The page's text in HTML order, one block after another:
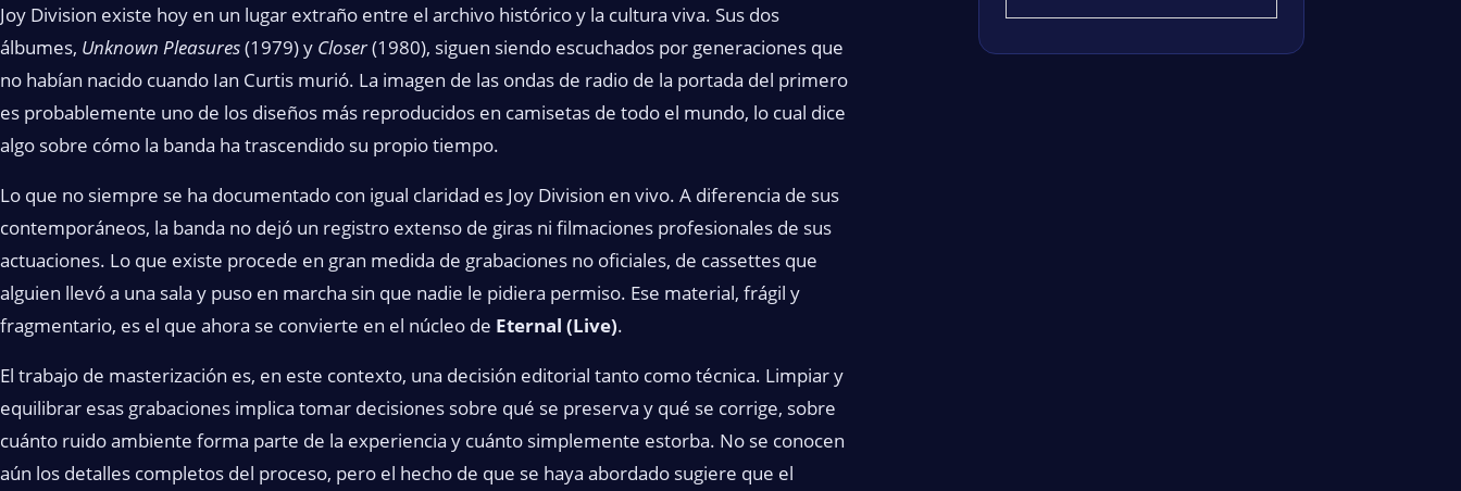
Joy Division existe hoy en un lugar extraño entre el archivo histórico y la cultura viva. Sus dos
álbumes, Unknown Pleasures(1979) y Closer(1980), siguen siendo escuchados por generaciones que
no habían nacido cuando Ian Curtis murió. La imagen de las ondas de radio de la portada del primero
es probablemente uno de los diseños más reproducidos en camisetas de todo el mundo, lo cual dice
algo sobre cómo la banda ha trascendido su propio tiempo.
Lo que no siempre se ha documentado con igual claridad es Joy Division en vivo. A diferencia de sus
contemporáneos, la banda no dejó un registro extenso de giras ni filmaciones profesionales de sus
actuaciones. Lo que existe procede en gran medida de grabaciones no oficiales, de cassettes que
alguien llevó a una sala y puso en marcha sin que nadie le pidiera permiso. Ese material, frágil y
fragmentario, es el que ahora se convierte en el núcleo de Eternal (Live).
El trabajo de masterización es, en este contexto, una decisión editorial tanto como técnica. Limpiar y
equilibrar esas grabaciones implica tomar decisiones sobre qué se preserva y qué se corrige, sobre
cuánto ruido ambiente forma parte de la experiencia y cuánto simplemente estorba. No se conocen
aún los detalles completos del proceso, pero el hecho de que se haya abordado sugiere que el